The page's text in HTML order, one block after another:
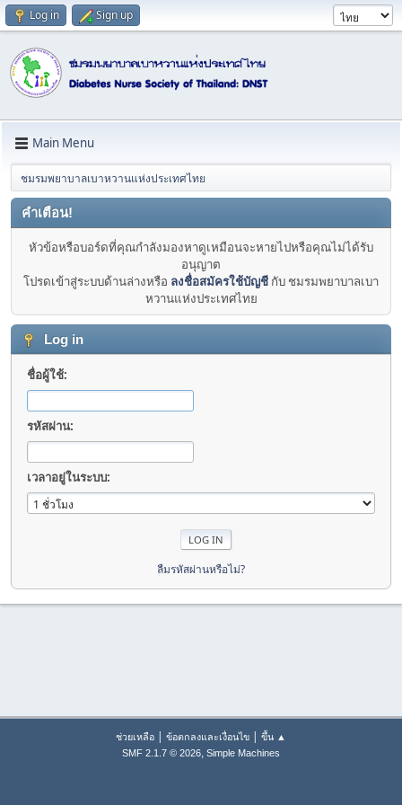
Log in Sign up
Main Menu
ชมรมพยาบาลเบาหวานแห่งประเทศไทย
คำเตือน!
หัวข้อหรือบอร์ดที่คุณกำลังมองหาดูเหมือนจะหายไปหรือคุณไม่ได้รับ
อนุญาต
โปรดเข้าสู่ระบบด้านล่างหรือ ลงชื่อสมัครใช้บัญชี กับ ชมรมพยาบาลเบา
หวานแห่งประเทศไทย
Log in
ชื่อผู้ใช้:
รหัสผ่าน:
เวลาอยู่ในระบบ:
ลืมรหัสผ่านหรือไม่?
ช่วยเหลือ | ข้อตกลงและเงื่อนไข | ขึ้น ▲
SMF 2.1.7 © 2026, Simple Machines